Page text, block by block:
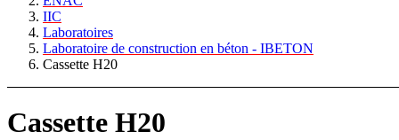
IIC
Laboratoires
Laboratoire de construction en béton - IBETON
Cassette H20
Cassette H20